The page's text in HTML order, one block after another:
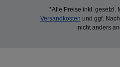
*Alle Preise inkl. gesetzl.
Versandkosten und ggf.
nicht anders